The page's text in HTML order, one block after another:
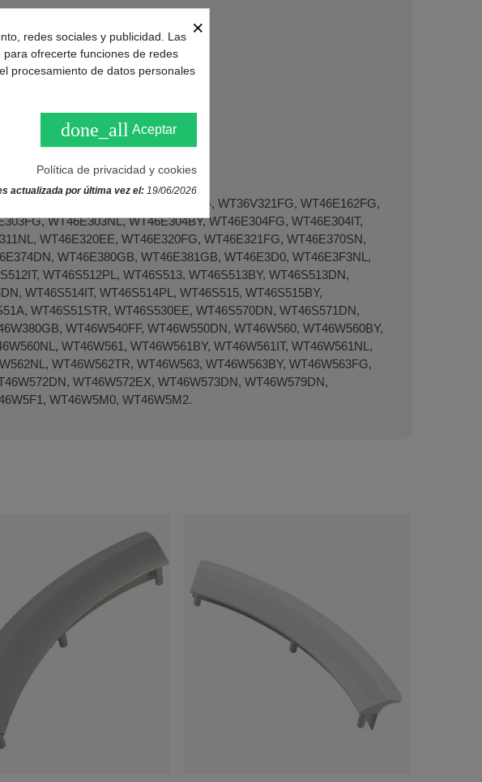
varios modelos:
WT36V305FG, WT36V320FG, WT36V321FG, WT46E162FG,
WT46E303NL, WT46E304BY, WT46E304FG, WT46E304IT,
WT46E320EE, WT46E320FG, WT46E321FG, WT46E370SN,
WT46E380GB, WT46E381GB, WT46E3D0, WT46E3F3NL,
WT46S512PL, WT46S513, WT46S513BY, WT46S513DN,
WT46S514IT, WT46S514PL, WT46S515, WT46S515BY,
WT46S51STR, WT46S530EE, WT46S570DN, WT46S571DN,
WT46W540FF, WT46W550DN, WT46W560, WT46W560BY,
WT46W561, WT46W561BY, WT46W561IT, WT46W561NL,
WT46W562TR, WT46W563, WT46W563BY, WT46W563FG,
WT46W572EX, WT46W573DN, WT46W579DN,
WT46W5M0, WT46W5M2.
×
redes sociales y publicidad. Las
ofrecerte funciones de redes
procesamiento de datos personales
done_all Aceptar
Política de privacidad y cookies
actualizada por última vez el: 19/06/2026